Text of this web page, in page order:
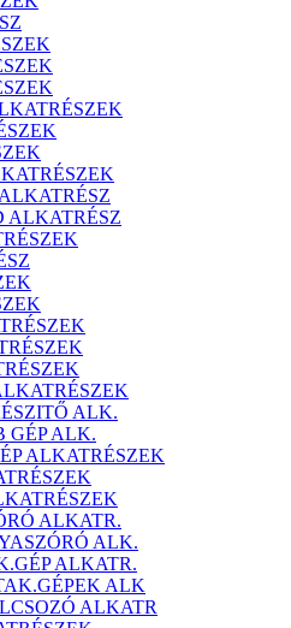
ALKATRÉSZ
ALK.
GÉP ALK.
ALKATRÉSZEK
ALKATR.
ALK.
ALKATR.
ALK
ALKATR